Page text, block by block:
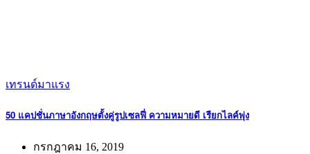
เทรนด์มาแรง
50 แคปชั่นภาษาอังกฤษตั้งคู่รูปเซลฟี่ ความหมายดี เรียกไลค์พุ่ง
กรกฎาคม 16, 2019